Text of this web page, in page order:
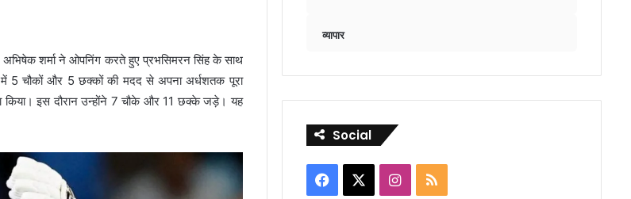
शर्मा ने ओपनिंग करते हुए प्रभसिमरन सिंह के साथ
में 5 चौकों और 5 छक्कों की मदद से अपना अर्धशतक पूरा
इस दौरान उन्होंने 7 चौके और 11 छक्के जड़े। यह
व्यापार
Social
Facebook Instagram
RSS